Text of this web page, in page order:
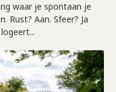
waar je spontaan je
Rust? Aan. Sfeer? Ja